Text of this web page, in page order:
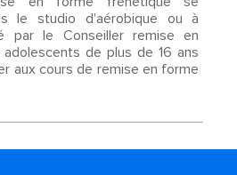
le studio d'aérobique ou à
par le Conseiller remise en
de plus de 16 ans
aux cours de remise en forme